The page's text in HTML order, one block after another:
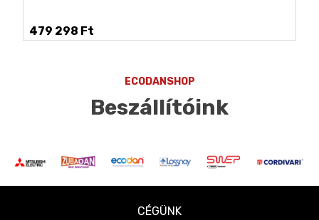
479 298 Ft
ECODANSHOP
Beszállítóink
CÉGÜNK